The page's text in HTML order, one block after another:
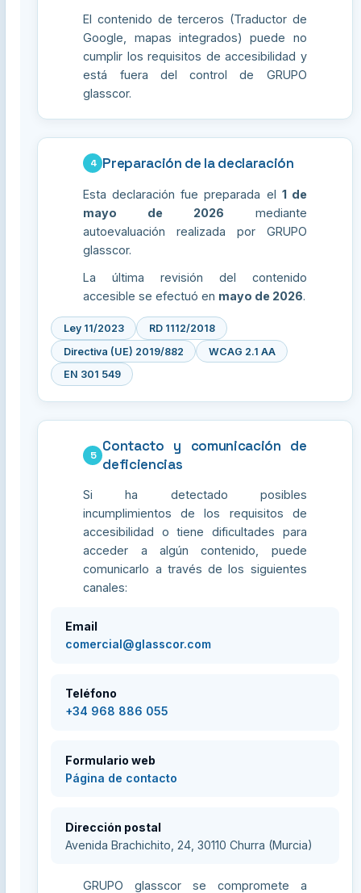
El contenido de terceros (Traductor de
Google, mapas integrados) puede no
cumplir los requisitos de accesibilidad y
está fuera del control de GRUPO
glasscor.
4 Preparación de la declaración
Esta declaración fue preparada el 1 de
mayo de 2026 mediante
autoevaluación realizada por GRUPO
glasscor.
La última revisión del contenido
accesible se efectuó en mayo de 2026.
Ley 11/2023
RD 1112/2018
Directiva (UE) 2019/882
WCAG 2.1 AA
EN 301 549
5
Contacto y comunicación de
deficiencias
Si ha detectado posibles
incumplimientos de los requisitos de
accesibilidad o tiene dificultades para
acceder a algún contenido, puede
comunicarlo a través de los siguientes
canales:
Email
comercial@glasscor.com
Teléfono
+34 968 886 055
Formulario web
Página de contacto
Dirección postal
Avenida Brachichito, 24, 30110 Churra (Murcia)
GRUPO glasscor se compromete a